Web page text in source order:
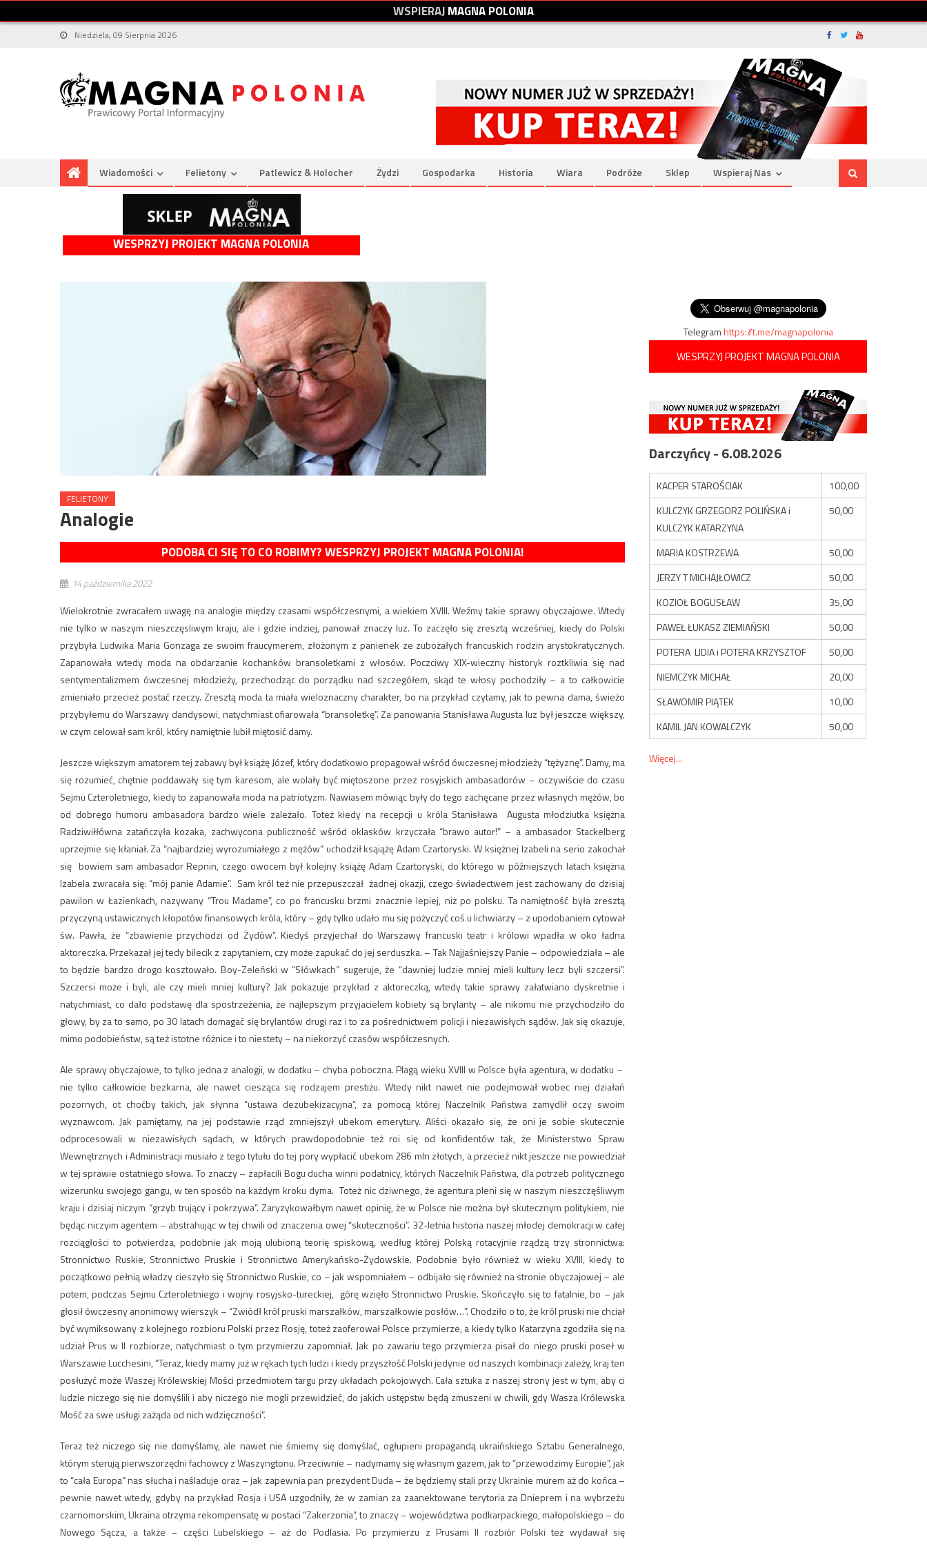
WSPIERAJMAGNAPOLONIA
Niedziela, 09 Sierpnia 2026
Wiadomości Felietony Patlewicz & Holocher Żydzi Gospodarka Historia Wiara Podróże Sklep Wspieraj Nas
WESPRZYJ PROJEKT MAGNA POLONIA
FELIETONY
Analogie
PODOBA CI SIĘ TO CO ROBIMY? WESPRZYJ PROJEKT MAGNA POLONIA!
14 października 2022
Wielokrotnie zwracałem uwagę na analogie między czasami współczesnymi, a wiekiem XVIII. Weźmy takie sprawy obyczajowe. Wtedy
nie tylko w naszym nieszczęsliwym kraju, ale i gdzie indziej, panował znaczy luz. To zaczęło się zresztą wcześniej, kiedy do Polski
przybyła Ludwika Maria Gonzaga ze swoim fraucymerem, złożonym z panienek ze zubożałych francuskich rodzin arystokratycznych.
Zapanowała wtedy moda na obdarzanie kochanków bransoletkami z włosów. Poczciwy XIX-wieczny historyk roztkliwia się nad
sentymentalizmem ówczesnej młodzieży, przechodząc do porządku nad szczegółem, skąd te włosy pochodziły – a to całkowicie
zmieniało przecież postać rzeczy. Zresztą moda ta miała wieloznaczny charakter, bo na przykład czytamy, jak to pewna dama, świeżo
przybyłemu do Warszawy dandysowi, natychmiast ofiarowała “bransoletkę”. Za panowania Stanisława Augusta luz był jeszcze większy,
w czym celował sam król, który namiętnie lubił miętosić damy.
Jeszcze większym amatorem tej zabawy był książę Józef, który dodatkowo propagował wśród ówczesnej młodzieży “tężyznę”. Damy, ma
się rozumieć, chętnie poddawały się tym karesom, ale wolały być miętoszone przez rosyjskich ambasadorów – oczywiście do czasu
Sejmu Czteroletniego, kiedy to zapanowała moda na patriotyzm. Nawiasem mówiąc były do tego zachęcane przez własnych mężów, bo
od dobrego humoru ambasadora bardzo wiele zależało. Toteż kiedy na recepcji u króla Stanisława Augusta młodziutka księżna
Radziwiłłówna zatańczyła kozaka, zachwycona publiczność wśród oklasków krzyczała “brawo autor!” – a ambasador Stackelberg
uprzejmie się kłaniał. Za “najbardziej wyrozumiałego z mężów” uchodził ksąiążę Adam Czartoryski. W księżnej Izabeli na serio zakochał
się bowiem sam ambasador Repnin, czego owocem był kolejny książę Adam Czartoryski, do którego w późniejszych latach księżna
Izabela zwracała się: “mój panie Adamie”. Sam król też nie przepuszczał żadnej okazji, czego świadectwem jest zachowany do dzisiaj
pawilon w Łazienkach, nazywany “Trou Madame”, co po francusku brzmi znacznie lepiej, niż po polsku. Ta namiętność była zresztą
przyczyną ustawicznych kłopotów finansowych króla, który – gdy tylko udało mu się pożyczyć coś u lichwiarzy – z upodobaniem cytował
św. Pawła, że “zbawienie przychodzi od Żydów”. Kiedyś przyjechał do Warszawy francuski teatr i królowi wpadła w oko ładna
aktoreczka. Przekazał jej tedy bilecik z zapytaniem, czy może zapukać do jej serduszka. – Tak Najjaśniejszy Panie – odpowiedziała – ale
to będzie bardzo drogo kosztowało. Boy-Zeleński w “Słówkach” sugeruje, że “dawniej ludzie mniej mieli kultury lecz byli szczersi”.
Szczersi może i byli, ale czy mieli mniej kultury? Jak pokazuje przykład z aktoreczką, wtedy takie sprawy załatwiano dyskretnie i
natychmiast, co dało podstawę dla spostrzeżenia, że najlepszym przyjacielem kobiety są brylanty – ale nikomu nie przychodziło do
głowy, by za to samo, po 30 latach domagać się brylantów drugi raz i to za pośrednictwem policji i niezawisłych sądów. Jak się okazuje,
mimo podobieństw, są też istotne różnice i to niestety – na niekorzyć czasów współczesnych.
Ale sprawy obyczajowe, to tylko jedna z analogii, w dodatku – chyba poboczna. Plagą wieku XVIII w Polsce była agentura, w dodatku –
nie tylko całkowicie bezkarna, ale nawet ciesząca się rodzajem prestiżu. Wtedy nikt nawet nie podejmował wobec niej działań
pozornych, ot choćby takich, jak słynna “ustawa dezubekizacyjna”, za pomocą której Naczelnik Państwa zamydlił oczy swoim
wyznawcom. Jak pamiętamy, na jej podstawie rząd zmniejszył ubekom emerytury. Aliści okazało się, że oni je sobie skutecznie
odprocesowali w niezawisłych sądach, w których prawdopodobnie też roi się od konfidentów tak, że Ministerstwo Spraw
Wewnętrznych i Administracji musiało z tego tytułu do tej pory wypłacić ubekom 286 mln złotych, a przecież nikt jeszcze nie powiedział
w tej sprawie ostatniego słowa. To znaczy – zapłacili Bogu ducha winni podatnicy, których Naczelnik Państwa, dla potrzeb politycznego
wizerunku swojego gangu, w ten sposób na każdym kroku dyma. Toteż nic dziwnego, że agentura pleni się w naszym nieszczęśliwym
kraju i dzisiaj niczym “grzyb trujący i pokrzywa”. Zaryzykowałbym nawet opinię, że w Polsce nie można był skutecznym politykiem, nie
będąc niczyim agentem – abstrahując w tej chwili od znaczenia owej “skuteczności”. 32-letnia historia naszej młodej demokracji w całej
rozciągłości to potwierdza, podobnie jak moją ulubioną teorię spiskową, według której Polską rotacyjnie rządzą trzy stronnictwa:
Stronnictwo Ruskie, Stronnictwo Pruskie i Stronnictwo Amerykańsko-Żydowskie. Podobnie było również w wieku XVIII, kiedy to
początkowo pełnią władzy cieszyło się Stronnictwo Ruskie, co – jak wspomniałem – odbijało się również na stronie obyczajowej – ale
potem, podczas Sejmu Czteroletniego i wojny rosyjsko-tureckiej, górę wzięło Stronnictwo Pruskie. Skończyło się to fatalnie, bo – jak
głosił ówczesny anonimowy wierszyk – “Zwiódł król pruski marszałków, marszałkowie posłów…”. Chodziło o to, że król pruski nie chciał
być wymiksowany z kolejnego rozbioru Polski przez Rosję, toteż zaoferował Polsce przymierze, a kiedy tylko Katarzyna zgodziła się na
udział Prus w II rozbiorze, natychmiast o tym przymierzu zapomniał. Jak po zawariu tego przymierza pisał do niego pruski poseł w
Warszawie Lucchesini, “Teraz, kiedy mamy już w rękach tych ludzi i kiedy przyszłość Polski jedynie od naszych kombinacji zależy, kraj ten
posłużyć może Waszej Królewskiej Mości przedmiotem targu przy układach pokojowych. Cała sztuka z naszej strony jest w tym, aby ci
ludzie niczego się nie domyślili i aby niczego nie mogli przewidzieć, do jakich ustępstw będą zmuszeni w chwili, gdy Wasza Królewska
Mość za swe usługi zażąda od nich wdzięczności”.
Teraz też niczego się nie domyślamy, ale nawet nie śmiemy się domyślać, ogłupieni propagandą ukraińskiego Sztabu Generalnego,
którym sterują pierwszorzędni fachowcy z Waszyngtonu. Przeciwnie – nadymamy się własnym gazem, jak to “przewodzimy Europie”, jak
to “cała Europa” nas słucha i naśladuje oraz – jak zapewnia pan prezydent Duda – że będziemy stali przy Ukrainie murem aż do końca –
pewnie nawet wtedy, gdyby na przykład Rosja i USA uzgodniły, że w zamian za zaanektowane terytoria za Dnieprem i na wybrzeżu
czarnomorskim, Ukraina otrzyma rekompensatę w postaci “Zakerzonia”, to znaczy – województwa podkarpackiego, małopolskiego – do
Nowego Sącza, a także – części Lubelskiego – aż do Podlasia. Po przymierzu z Prusami II rozbiór Polski też wydawał się
Telegramhttps://t.me/magnapolonia
WESPRZYJ PROJEKT MAGNA POLONIA
Darczyńcy - 6.08.2026
KACPER STAROŚCIAK
100,00
KULCZYK GRZEGORZ POLIŃSKA i
KULCZYK KATARZYNA
50,00
MARIA KOSTRZEWA
50,00
JERZY T MICHAJŁOWICZ
50,00
KOZIOŁ BOGUSŁAW
35,00
PAWEŁ ŁUKASZ ZIEMIAŃSKI
50,00
POTERA LIDIA i POTERA KRZYSZTOF
50,00
NIEMCZYK MICHAŁ
20,00
SŁAWOMIR PIĄTEK
10,00
KAMIL JAN KOWALCZYK
50,00
Więcej...